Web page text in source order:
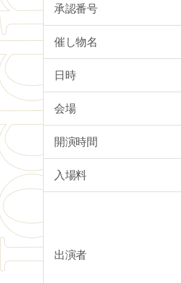
承認番号
催し物名
日時
会場
開演時間
入場料
出演者